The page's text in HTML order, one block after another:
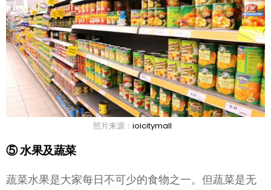
照片来源： ioicitymall
⑤ 水果及蔬菜
蔬菜水果是大家每日不可少的食物之一。但蔬菜是无